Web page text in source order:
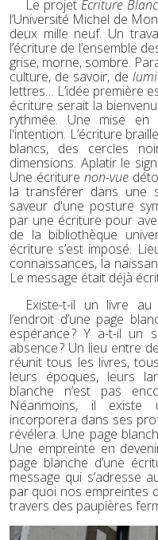
Le projetÉcriture
l’Université Michel de
deux mille neuf. Un
l’écriture de l’ensemble
grise, morne, sombre.
culture, de savoir, de
lettres… L’idée première
écriture serait la
rythmée. Une mise
l'intention. L’écriture
blancs, des cercles
dimensions. Aplatir le
Une écriture non-vue
la transférer dans une
saveur d'une posture
par une écriture pour
de la bibliothèque
écriture s’est imposé.
connaissances, la
Le message était déjà
Existe-t-il un livre
l’endroit d’une page
espérance ? Y a-t-il un
absence ? Un lieu entre
réunit tous les livres,
leurs époques, leurs
blanche n’est pas
Néanmoins, il
incorporera dans ses
révélera. Une page
Une empreinte en
page blanche d’une
message qui s’adresse
par quoi nos empreintes
travers des paupières